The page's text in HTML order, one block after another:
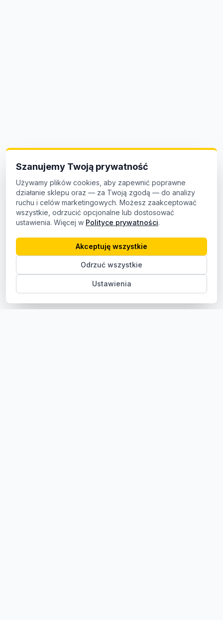
Szanujemy Twoją prywatność
Używamy plików cookies, aby zapewnić poprawne
działanie sklepu oraz — za Twoją zgodą — do analizy
ruchu i celów marketingowych. Możesz zaakceptować
wszystkie, odrzucić opcjonalne lub dostosować
ustawienia. Więcej w Polityce prywatności.
Ustawienia
Odrzuć wszystkie
Akceptuję wszystkie